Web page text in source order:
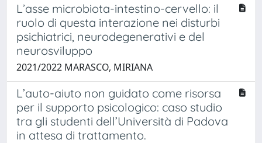
L’asse microbiota-intestino-cervello: il
ruolo di questa interazione nei disturbi
psichiatrici, neurodegenerativi e del
neurosviluppo
2021/2022 MARASCO, MIRIANA
L’auto-aiuto non guidato come risorsa
per il supporto psicologico: caso studio
tra gli studenti dell’Università di Padova
in attesa di trattamento.